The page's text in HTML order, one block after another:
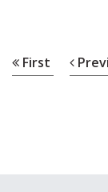
First